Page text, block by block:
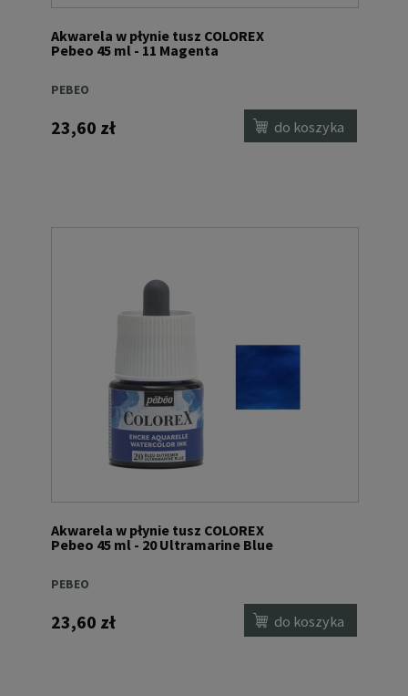
Akwarela w płynie tusz COLOREX
Pebeo 45 ml - 11 Magenta
PEBEO
23,60 zł do koszyka
Akwarela w płynie tusz COLOREX
Pebeo 45 ml - 20 Ultramarine Blue
PEBEO
23,60 zł do koszyka